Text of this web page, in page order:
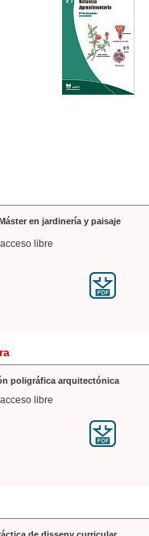
IVA
en jardinería y paisaje
libre
poligráfica arquitectónica
libre